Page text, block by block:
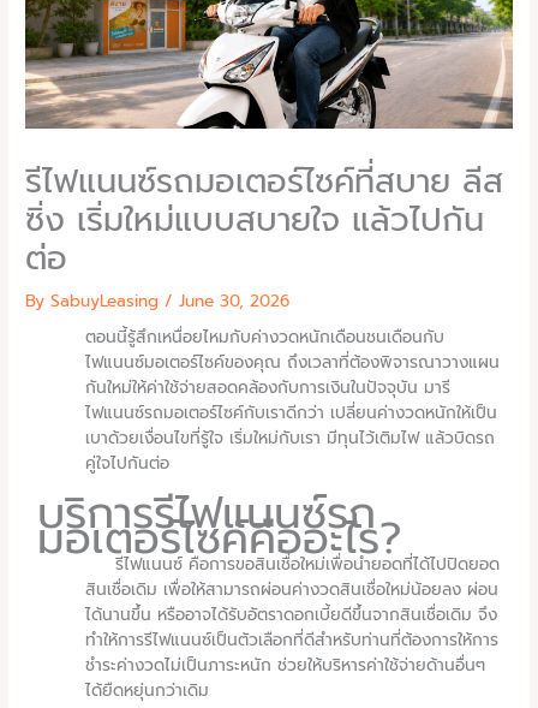
รีไฟแนนซ์รถมอเตอร์ไซค์ที่สบาย ลีส
ซิ่ง เริ่มใหม่แบบสบายใจ แล้วไปกัน
ต่อ
By SabuyLeasing /June 30, 2026
ตอนนี้รู้สึกเหนื่อยไหมกับค่างวดหนักเดือนชนเดือนกับ
ไฟแนนซ์มอเตอร์ไซค์ของคุณ ถึงเวลาที่ต้องพิจารณาวางแผน
กันใหม่ให้ค่าใช้จ่ายสอดคล้องกับการเงินในปัจจุบัน มารี
ไฟแนนซ์รถมอเตอร์ไซค์กับเราดีกว่า เปลี่ยนค่างวดหนักให้เป็น
เบาด้วยเงื่อนไขที่รู้ใจ เริ่มใหม่กับเรา มีทุนไว้เติมไฟ แล้วบิดรถ
คู่ใจไปกันต่อ
บริการรีไฟแนนซ์รถ
มอเตอร์ไซค์คืออะไร?
รีไฟแนนซ์ คือการขอสินเชื่อใหม่เพื่อนำยอดที่ได้ไปปิดยอด
สินเชื่อเดิม เพื่อให้สามารถผ่อนค่างวดสินเชื่อใหม่น้อยลง ผ่อน
ได้นานขึ้น หรืออาจได้รับอัตราดอกเบี้ยดีขึ้นจากสินเชื่อเดิม จึง
ทำให้การรีไฟแนนซ์เป็นตัวเลือกที่ดีสำหรับท่านที่ต้องการให้การ
ชำระค่างวดไม่เป็นภาระหนัก ช่วยให้บริหารค่าใช้จ่ายด้านอื่นๆ
ได้ยืดหยุ่นกว่าเดิม